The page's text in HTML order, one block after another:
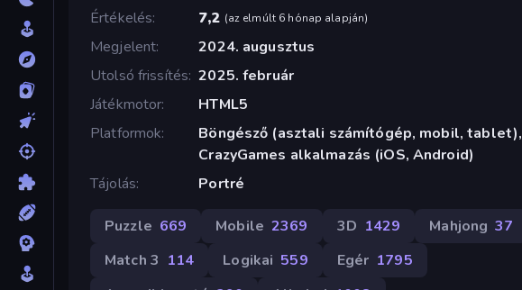
Értékelés
7,2 (az elmúlt 6 hónap alapján)
Megjelent
2024. augusztus
Utolsó frissítés 2025. február
Játékmotor
HTML5
Platformok
Böngésző (asztali számítógép, mobil, tablet),
CrazyGames alkalmazás (iOS, Android)
Tájolás
Portré
Puzzle 669 Mobile 2369 3D 1429 Mahjong 37
Match 3 114 Logikai 559 Egér 1795